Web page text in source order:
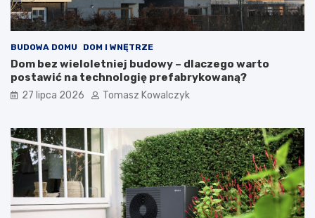
BUDOWA DOMU DOM I WNĘTRZE
Dom bez wieloletniej budowy – dlaczego warto
postawić na technologię prefabrykowaną?
27 lipca 2026 Tomasz Kowalczyk